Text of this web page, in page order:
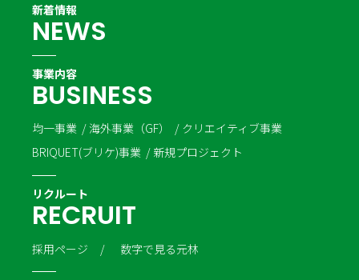
新着情報
NEWS
事業内容
BUSINESS
均一事業 海外事業（GF）
クリエイティブ事業
BRIQUET(ブリケ)事業
新規プロジェクト
リクルート
RECRUIT
採用ページ 数字で見る元林